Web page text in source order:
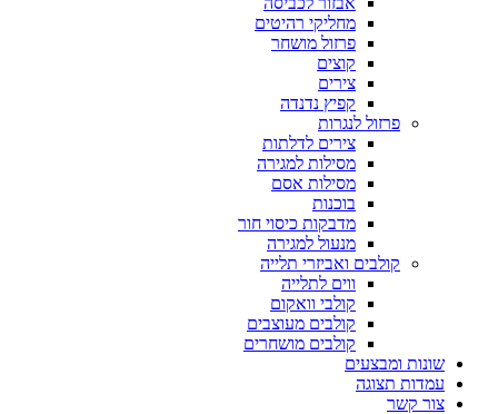
מחליקי רהיטים
פרזול מושחר
קוצים
צירים
קפיץ נדנדה
פרזול לנגרות
צירים לדלתות
מסילות למגירה
מסילות אסם
בוכנות
מדבקות כיסוי חור
מנעול למגירה
קולבים ואביזרי תלייה
ווים לתלייה
קולבי וואקום
קולבים מעוצבים
קולבים מושחרים
שונות ומבצעים
עמדות תצוגה
צור קשר